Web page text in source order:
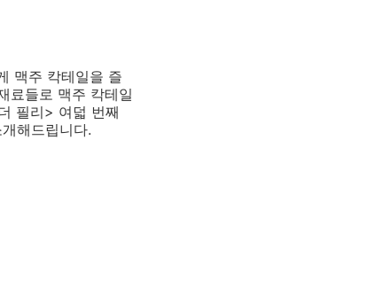
맥주 칵테일을 즐
료들로 맥주 칵테일
필리> 여덟 번째
해드립니다.